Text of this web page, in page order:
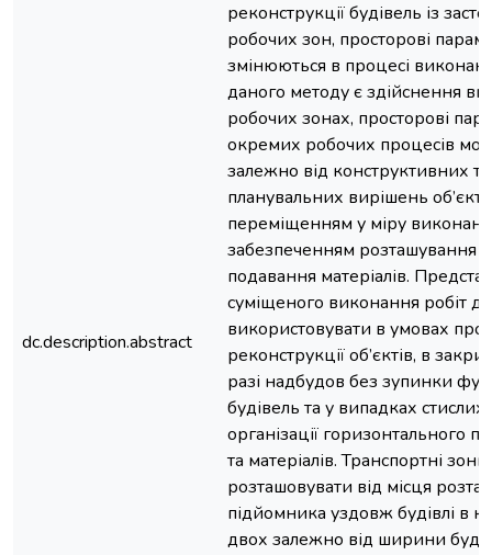
dc.description.abstract
реконструкції будівель із
робочих зон, просторові
змінюються в процесі
даного методу є здійснення
робочих зонах, просторові
окремих робочих процесів
залежно від конструктивних
планувальних вирішень
переміщенням у міру
забезпеченням розташування
подавання матеріалів.
суміщеного виконання робіт
використовувати в умовах
реконструкції об’єктів, в
разі надбудов без зупинки
будівель та у випадках стислих
організації горизонтального
та матеріалів. Транспортні
розташовувати від місця
підйомника уздовж будівлі в
двох залежно від ширини